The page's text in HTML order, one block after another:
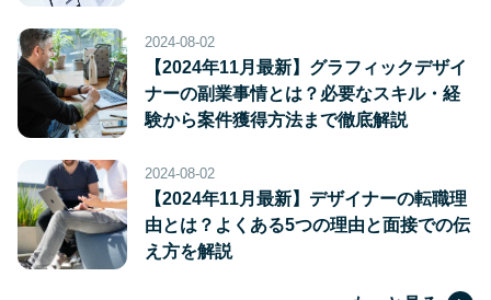
2024-08-02
【2024年11月最新】グラフィックデザイ
ナーの副業事情とは？必要なスキル・経
験から案件獲得方法まで徹底解説
2024-08-02
【2024年11月最新】デザイナーの転職理
由とは？よくある5つの理由と面接での伝
え方を解説